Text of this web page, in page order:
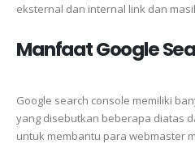
eksternal dan internal link dan
Manfaat Google
Google search console memiliki
yang disebutkan beberapa diatas
untuk membantu para webmaster